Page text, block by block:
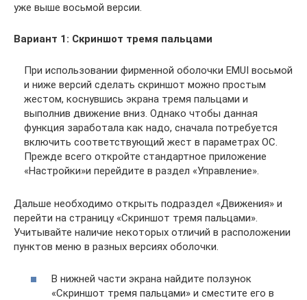
уже выше восьмой версии.
Вариант 1: Скриншот тремя пальцами
При использовании фирменной оболочки EMUI восьмой
и ниже версий сделать скриншот можно простым
жестом, коснувшись экрана тремя пальцами и
выполнив движение вниз. Однако чтобы данная
функция заработала как надо, сначала потребуется
включить соответствующий жест в параметрах ОС.
Прежде всего откройте стандартное приложение
«Настройки»и перейдите в раздел «Управление».
Дальше необходимо открыть подраздел «Движения» и
перейти на страницу «Скриншот тремя пальцами».
Учитывайте наличие некоторых отличий в расположении
пунктов меню в разных версиях оболочки.
В нижней части экрана найдите ползунок
«Скриншот тремя пальцами» и сместите его в